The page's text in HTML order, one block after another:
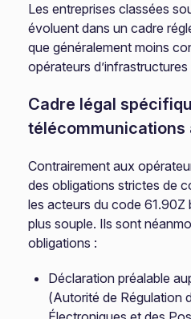
Les entreprises classées
évoluent dans un cadre
que généralement moins
opérateurs
Cadre légal
télécommunications
Contrairement aux
des obligations strictes de
les acteurs du code 61.90Z
plus souple. Ils sont
obligations :
Déclaration préalable
(Autorité de Régulation